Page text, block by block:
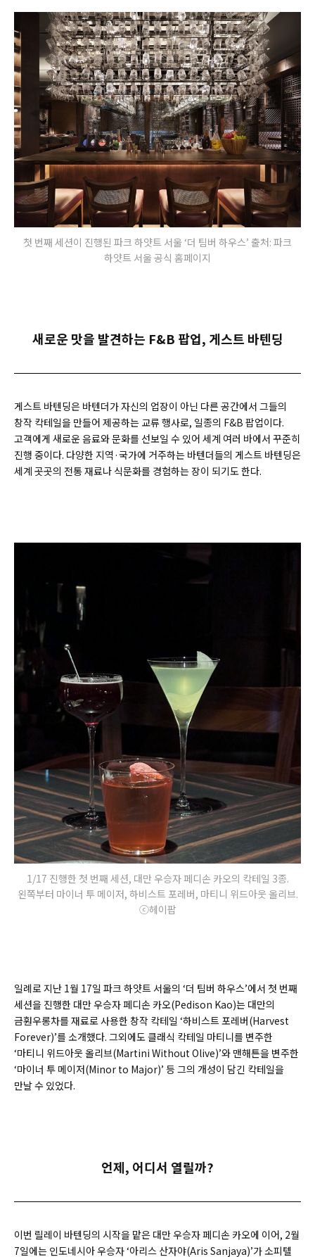
첫 번째 세션이 진행된 파크 하얏트 서울 ‘더 팀버 하우스’ 출처: 파크
하얏트 서울 공식 홈페이지
새로운 맛을 발견하는 F&B 팝업, 게스트 바텐딩
게스트 바텐딩은 바텐더가 자신의 업장이 아닌 다른 공간에서 그들의
창작 칵테일을 만들어 제공하는 교류 행사로, 일종의 F&B 팝업이다.
고객에게 새로운 음료와 문화를 선보일 수 있어 세계 여러 바에서 꾸준히
진행 중이다. 다양한 지역·국가에 거주하는 바텐더들의 게스트 바텐딩은
세계 곳곳의 전통 재료나 식문화를 경험하는 장이 되기도 한다.
1/17 진행한 첫 번째 세션, 대만 우승자 페디손 카오의 칵테일 3종.
왼쪽부터 마이너 투 메이저, 하비스트 포레버, 마티니 위드아웃 올리브.
ⓒ헤이팝
일례로 지난 1월 17일 파크 하얏트 서울의 ‘더 팀버 하우스’에서 첫 번째
세션을 진행한 대만 우승자 페디손 카오(Pedison Kao)는 대만의
금훤우롱차를 재료로 사용한 창작 칵테일 ‘하비스트 포레버(Harvest
Forever)’를 소개했다. 그외에도 클래식 칵테일 마티니를 변주한
‘마티니 위드아웃 올리브(Martini Without Olive)’와 맨해튼을 변주한
‘마이너 투 메이저(Minor to Major)’ 등 그의 개성이 담긴 칵테일을
만날 수 있었다.
언제, 어디서 열릴까?
이번 릴레이 바텐딩의 시작을 맡은 대만 우승자 페디손 카오에 이어, 2월
7일에는 인도네시아 우승자 ‘아리스 산자야(Aris Sanjaya)’가 소피텔